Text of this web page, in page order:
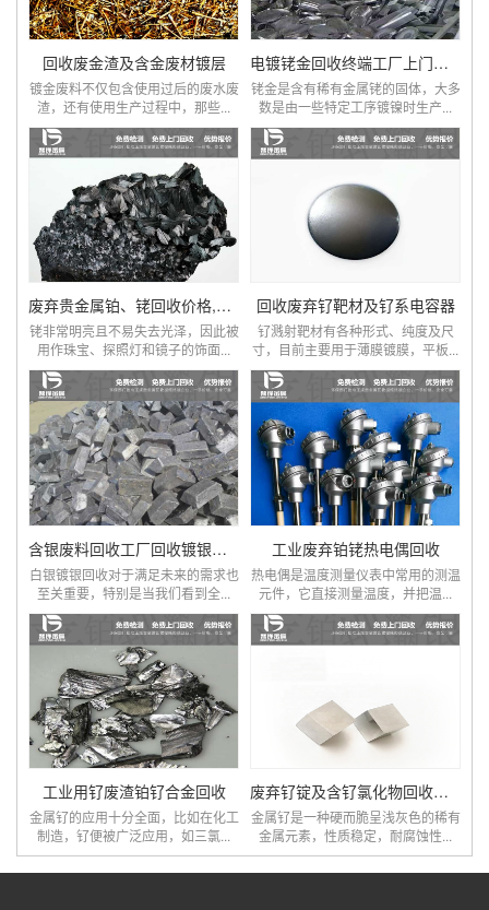
回收废金渣及含金废材镀层
镀金废料不仅包含使用过后的废水废
渣，还有使用生产过程中，那些...
电镀铑金回收终端工厂上门服务
铑金是含有稀有金属铑的固体，大多
数是由一些特定工序镀镍时生产...
废弃贵金属铂、铑回收价格,厂家工艺
铑非常明亮且不易失去光泽，因此被
用作珠宝、探照灯和镜子的饰面...
回收废弃钌靶材及钌系电容器
钌溅射靶材有各种形式、纯度及尺
寸，目前主要用于薄膜镀膜，平板...
含银废料回收工厂回收镀银的原因
白银镀银回收对于满足未来的需求也
至关重要，特别是当我们看到全...
工业废弃铂铑热电偶回收
热电偶是温度测量仪表中常用的测温
元件，它直接测量温度，并把温...
工业用钌废渣铂钌合金回收
金属钌的应用十分全面，比如在化工
制造，钌便被广泛应用，如三氯...
废弃钌锭及含钌氯化物回收提炼
金属钌是一种硬而脆呈浅灰色的稀有
金属元素，性质稳定，耐腐蚀性...